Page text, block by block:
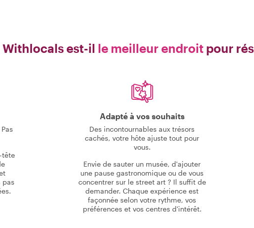
est-il le meilleur endroit pour
tête
pas
Adapté à vos souhaits
Des incontournables aux trésors
cachés, votre hôte ajuste tout pour
vous.
Envie de sauter un musée, d'ajouter
une pause gastronomique ou de vous
concentrer sur le street art ? Il suffit de
demander. Chaque expérience est
façonnée selon votre rythme, vos
préférences et vos centres d'intérêt.